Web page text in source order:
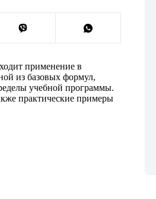
применение в
из базовых формул,
учебной программы.
практические примеры